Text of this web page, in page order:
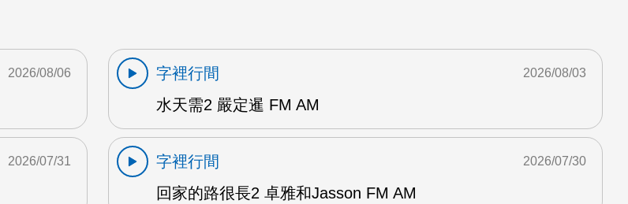
2026/08/06
字裡行間
水天需2 嚴定暹 FM AM
2026/08/03
2026/07/31
字裡行間
回家的路很長2 卓雅和Jasson FM AM
2026/07/30